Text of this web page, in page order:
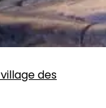
village des